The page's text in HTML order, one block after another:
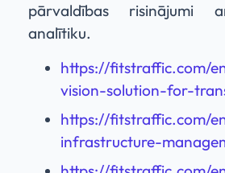
pārvaldības risinājumi
analītiku.
https://fitstraffic.com/
vision-solution-for-
https://fitstraffic.com/
infrastructure-